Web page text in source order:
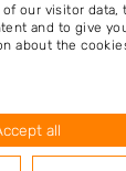
our visitor data,
and to give
about the
all